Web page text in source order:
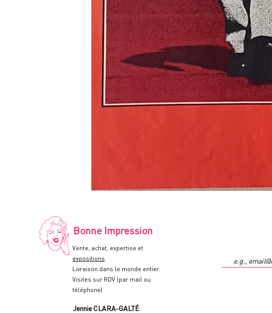
60x80cm.
Bonne Impression
Vente, achat, expertise et
expositions
Livraison dans le monde entier.
Visites sur RDV (par mail ou
téléphone)
Jennie CLARA-GALTÉ